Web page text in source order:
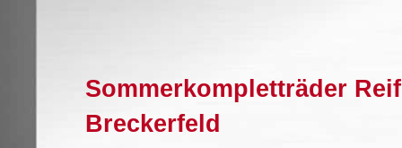
Sommerkompletträder
Breckerfeld